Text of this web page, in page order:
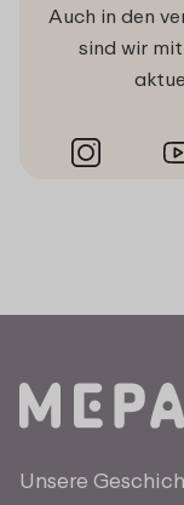
Auch in den
sind wir
Unsere